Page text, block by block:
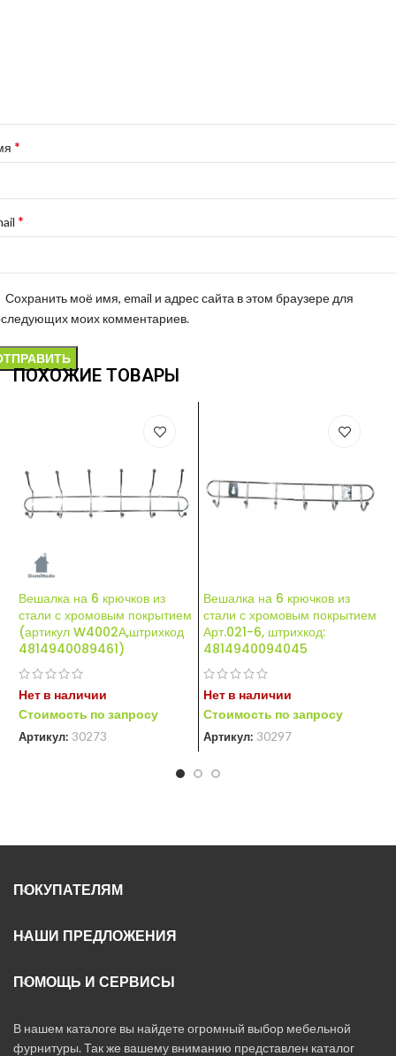
*
*
Сохранить моё имя, email и адрес сайта в этом браузере для
моих комментариев.
ПОХОЖИЕ ТОВАРЫ
Вешалка на 6 крючков из
стали с хромовым покрытием
(артикул W4002А,штрихкод
4814940089461)
Нет в наличии
Стоимость по запросу
Артикул: 30273
Вешалка на 6 крючков из
стали с хромовым покрытием
Арт.021-6, штрихкод:
4814940094045
Нет в наличии
Стоимость по запросу
Артикул: 30297
ПОКУПАТЕЛЯМ
НАШИ ПРЕДЛОЖЕНИЯ
ПОМОЩЬ И СЕРВИСЫ
В нашем каталоге вы найдете огромный выбор мебельной
фурнитуры. Так же вашему вниманию представлен каталог